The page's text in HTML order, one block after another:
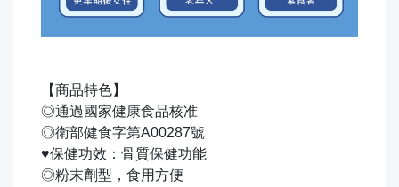
【商品特色】
◎通過國家健康食品核准
◎衛部健食字第A00287號
♥保健功效：骨質保健功能
◎粉末劑型，食用方便